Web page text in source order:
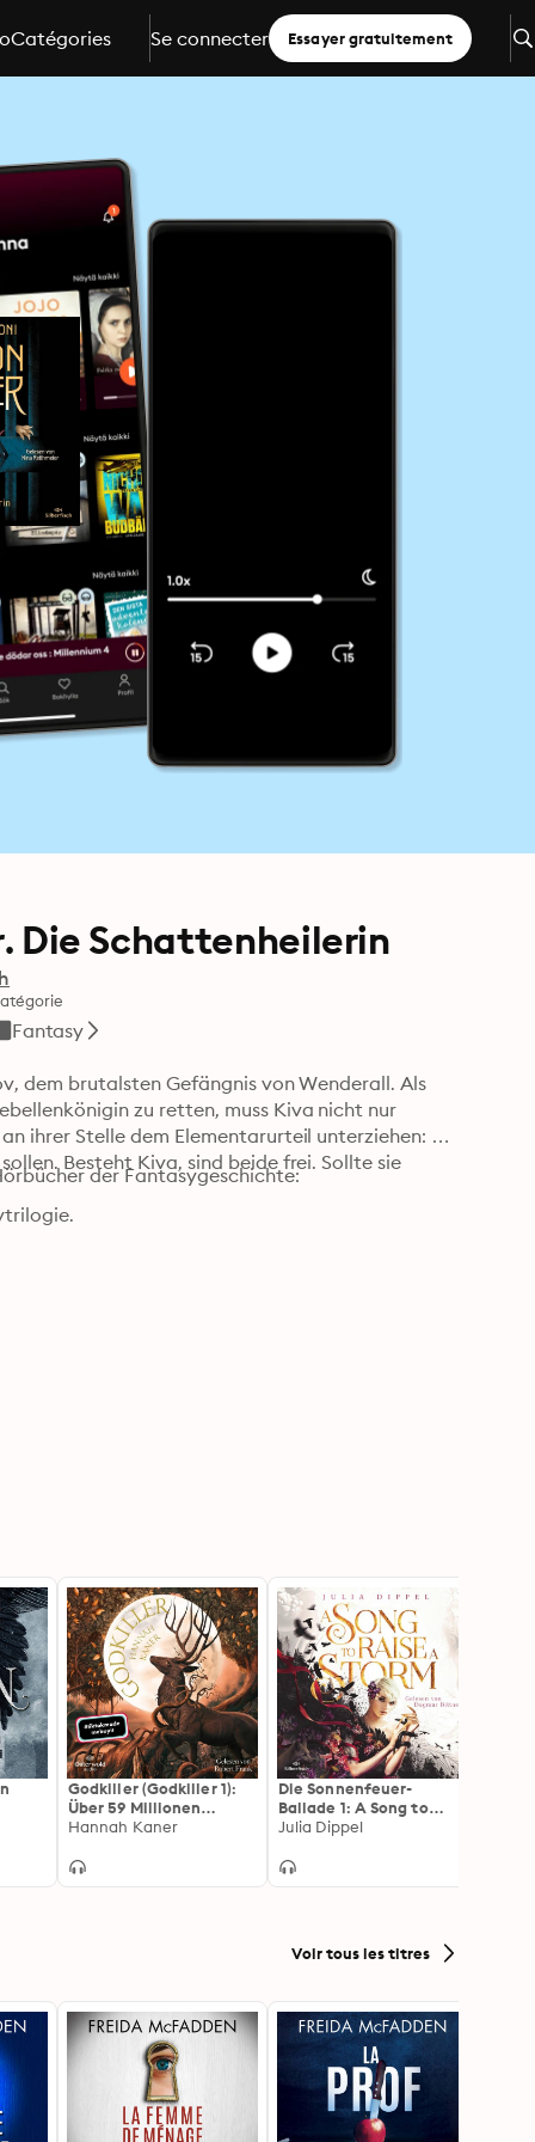
Catégories Se connecter Essayer gratuitement
Die Schattenheilerin
Fantasy
dem brutalsten Gefängnis von Wenderall. Als
zu retten, muss Kiva nicht nur
ihrer Stelle dem Elementarurteil unterziehen:
Besteht Kiva, sind beide frei. Sollte sie
der Fantasygeschichte:
Godkiller (Godkiller 1):
Über 59 Millionen
Aufrufe bei TikTok!
Hannah Kaner
Die Sonnenfeuer-
Ballade 1: A Song to
raise a Storm: ASTRAS
Julia Dippel
Voir tous les titres